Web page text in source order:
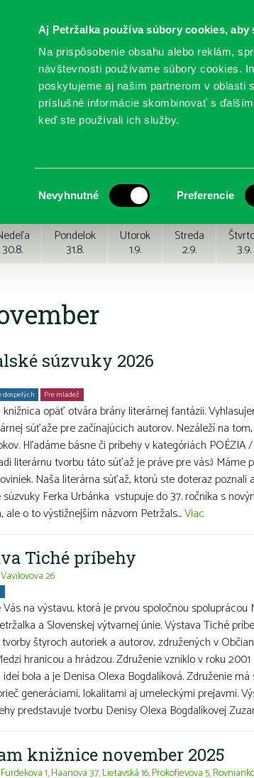
Aj Petržalka používa súbory cookies,
Na prispôsobenie obsahu alebo reklám,
návštevnosti používame súbory cookies.
poskytujeme aj našim partnerom v oblasti
príslušné informácie skombinovať s
keď ste používali ich služby.
súhlasu
Nevyhnutné Preferencie
SA ONLINE KATALÓGY SLUŽBY
30.8.
Pondelok
31.8.
Utorok
1.9.
Streda
2.9. 3.9.
súzvuky 2026
dospelých Pre mládež
knižnica opäť otvára brány literárnej fantázii.
súťaže pre začínajúcich autorov. Nezáleží na
Hľadáme básne či príbehy v kategóriách POÉZIA
literárnu tvorbu táto súťaž je práve pre vás:) Máme
Naša literárna súťaž, ktorú ste doteraz poznali
súzvuky Ferka Urbánka vstupuje do 37. ročníka s
ale o to výstižnejším názvom Petržals...Viac
Tiché príbehy
Vavilovova 26
Vás na výstavu, ktorá je prvou spoločnou spoluprácou
a Slovenskej výtvarnej únie. Výstava Tiché
štyroch autoriek a autorov, združených v
hranicou a hrádzou. Združenie vzniklo v roku 2001
bola a je Denisa Olexa Bogdalíková. Združenie má
generáciami, lokalitami aj umeleckými prejavmi.
predstavuje tvorbu Denisy Olexa Bogdalíkovej
knižnice november 2025
Furdekova 1,Haanova 37,Lietavská 16,Prokofievova 5,